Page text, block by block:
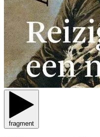
fragment